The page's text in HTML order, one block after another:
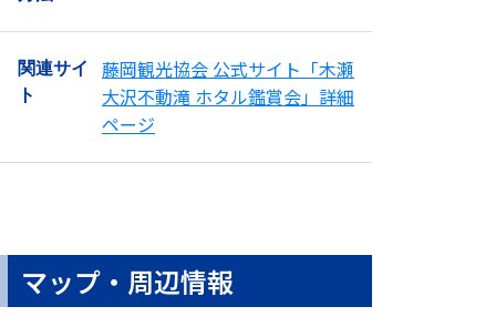
関連サイ
ト
藤岡観光協会 公式サイト「木瀬
大沢不動滝 ホタル鑑賞会」詳細
ページ
マップ・周辺情報